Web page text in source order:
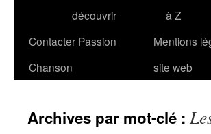
découvrir
à Z
Contacter Passion
Chanson
Mentions
site web
Archives par mot-clé :